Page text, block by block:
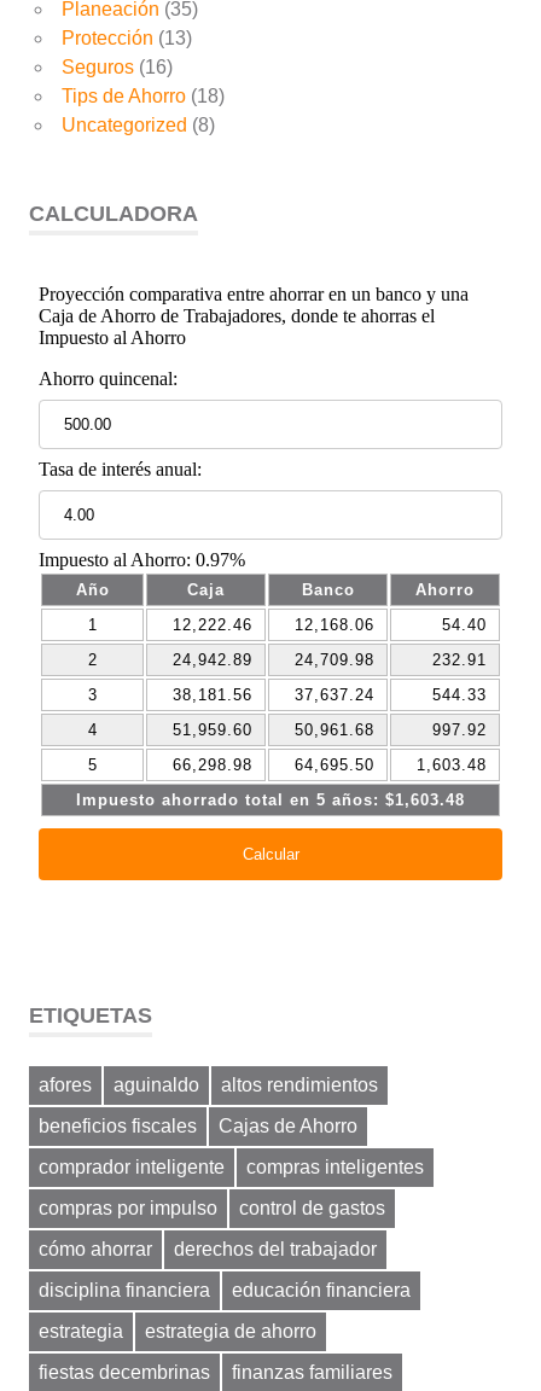
Planeación (35)
Protección (13)
Seguros(16)
Tips de Ahorro(18)
Uncategorized (8)
CALCULADORA
ETIQUETAS
afores aguinaldo
altos rendimientos
beneficios fiscales
Cajas de Ahorro
comprador inteligente
compras inteligentes
compras por impulso
control de gastos
cómo ahorrar
derechos del trabajador
disciplina financiera
educación financiera
estrategia
estrategia de ahorro
fiestas decembrinas
finanzas familiares